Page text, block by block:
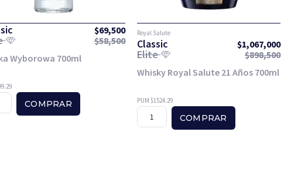
$69,500
$58,500
Wyborowa 700ml
COMPRAR
Royal Salute
Classic $1,067,000
Elite $898,500
Whisky Royal Salute 21 Años 700ml
PUM $1524.29
COMPRAR